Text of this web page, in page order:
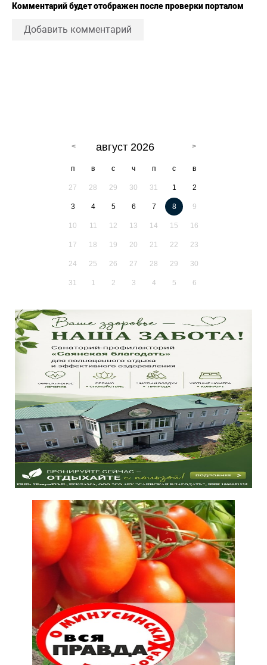
Комментарий будет отображен после проверки порталом
Добавить комментарий
август 2026
п в с ч п с в
27 28 29 30 31 1 2
3 4 5 6 7 8 9
10 11 12 13 14 15 16
17 18 19 20 21 22 23
24 25 26 27 28 29 30
31 1 2 3 4 5 6